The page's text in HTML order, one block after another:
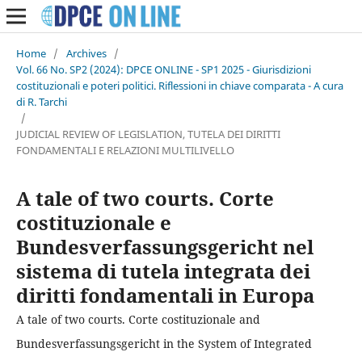
Home / Archives /
Vol. 66 No. SP2 (2024): DPCE ONLINE - SP1 2025 - Giurisdizioni
costituzionali e poteri politici. Riflessioni in chiave comparata - A cura
di R. Tarchi
/
JUDICIAL REVIEW OF LEGISLATION, TUTELA DEI DIRITTI
FONDAMENTALI E RELAZIONI MULTILIVELLO
A tale of two courts. Corte
costituzionale e
Bundesverfassungsgericht nel
sistema di tutela integrata dei
diritti fondamentali in Europa
A tale of two courts. Corte costituzionale and
Bundesverfassungsgericht in the System of Integrated